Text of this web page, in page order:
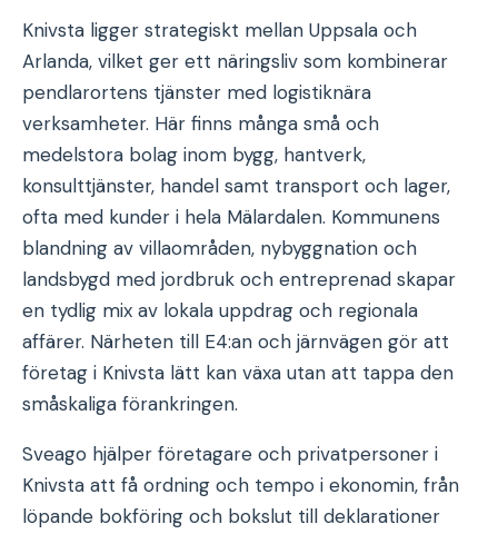
Knivsta ligger strategiskt mellan Uppsala och
Arlanda, vilket ger ett näringsliv som kombinerar
pendlarortens tjänster med logistiknära
verksamheter. Här finns många små och
medelstora bolag inom bygg, hantverk,
konsulttjänster, handel samt transport och lager,
ofta med kunder i hela Mälardalen. Kommunens
blandning av villaområden, nybyggnation och
landsbygd med jordbruk och entreprenad skapar
en tydlig mix av lokala uppdrag och regionala
affärer. Närheten till E4:an och järnvägen gör att
företag i Knivsta lätt kan växa utan att tappa den
småskaliga förankringen.
Sveago hjälper företagare och privatpersoner i
Knivsta att få ordning och tempo i ekonomin, från
löpande bokföring och bokslut till deklarationer